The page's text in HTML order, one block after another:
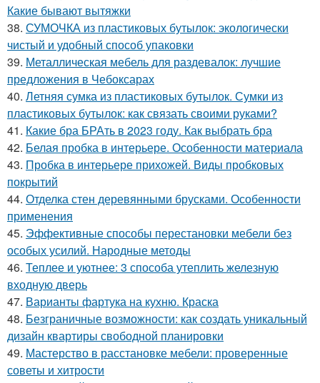
Какие бывают вытяжки
38. СУМОЧКА из пластиковых бутылок: экологически
чистый и удобный способ упаковки
39. Металлическая мебель для раздевалок: лучшие
предложения в Чебоксарах
40. Летняя сумка из пластиковых бутылок. Сумки из
пластиковых бутылок: как связать своими руками?
41. Какие бра БРАть в 2023 году. Как выбрать бра
42. Белая пробка в интерьере. Особенности материала
43. Пробка в интерьере прихожей. Виды пробковых
покрытий
44. Отделка стен деревянными брусками. Особенности
применения
45. Эффективные способы перестановки мебели без
особых усилий. Народные методы
46. Теплее и уютнее: 3 способа утеплить железную
входную дверь
47. Варианты фартука на кухню. Краска
48. Безграничные возможности: как создать уникальный
дизайн квартиры свободной планировки
49. Мастерство в расстановке мебели: проверенные
советы и хитрости